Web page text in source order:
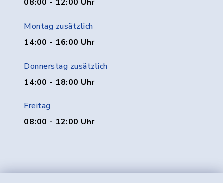
08:00 - 12:00 Uhr
Montag zusätzlich
14:00 - 16:00 Uhr
Donnerstag zusätzlich
14:00 - 18:00 Uhr
Freitag
08:00 - 12:00 Uhr